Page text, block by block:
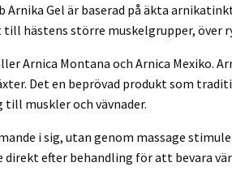
Arnika Gel är baserad på äkta
hästens större muskelgrupper, över
Arnica Montana och Arnica Mexiko.
Det en beprövad produkt som
muskler och vävnader.
i sig, utan genom massage
direkt efter behandling för att bevara